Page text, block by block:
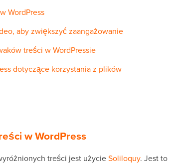
WordPress
aby zwiększyć zaangażowanie
treści w WordPressie
dotyczące korzystania z plików
w WordPress
treści jest użycieSoliloquy. Jest to